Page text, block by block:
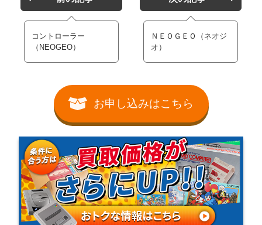
コントローラー
（NEOGEO）
ＮＥＯＧＥＯ（ネオジ
オ）
お申し込みはこちら